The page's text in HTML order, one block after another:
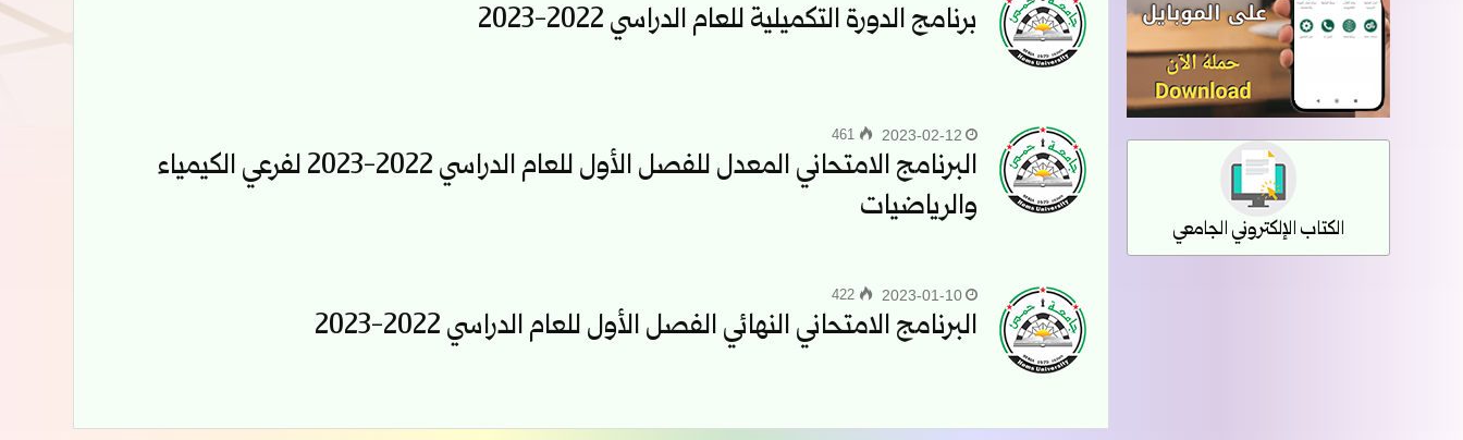
برنامج الدورة التكميلية للعام الدراسي 2022-2023
2023-02-12
البرنامج الامتحاني المعدل للفصل الأول للعام الدراسي 2022-2023 لفرعي الكيمياء
والرياضيات
2023-01-10
البرنامج الامتحاني النهائي الفصل الأول للعام الدراسي 2022-2023
الكتاب الإلكتروني الجامعي